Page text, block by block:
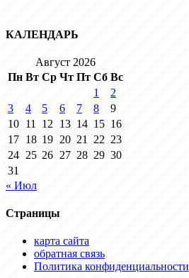
КАЛЕНДАРЬ
Август 2026
Пн Вт Ср Чт Пт Сб Вс
1
2
3
4 5 6 7 8
9
10 11 12 13 14 15 16
17 18 19 20 21 22 23
24 25 26 27 28 29 30
31
« Июл
Страницы
карта сайта
обратная связь
Политика конфиденциальности